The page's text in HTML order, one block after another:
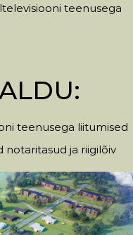
teenusega
teenusega liitumised
ja riigilõiv